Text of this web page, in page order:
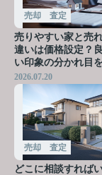
売却 査定
売りやすい家と売
違いは価格設定？
い印象の分かれ目
2026.07.20
売却 査定
どこに相談すれば